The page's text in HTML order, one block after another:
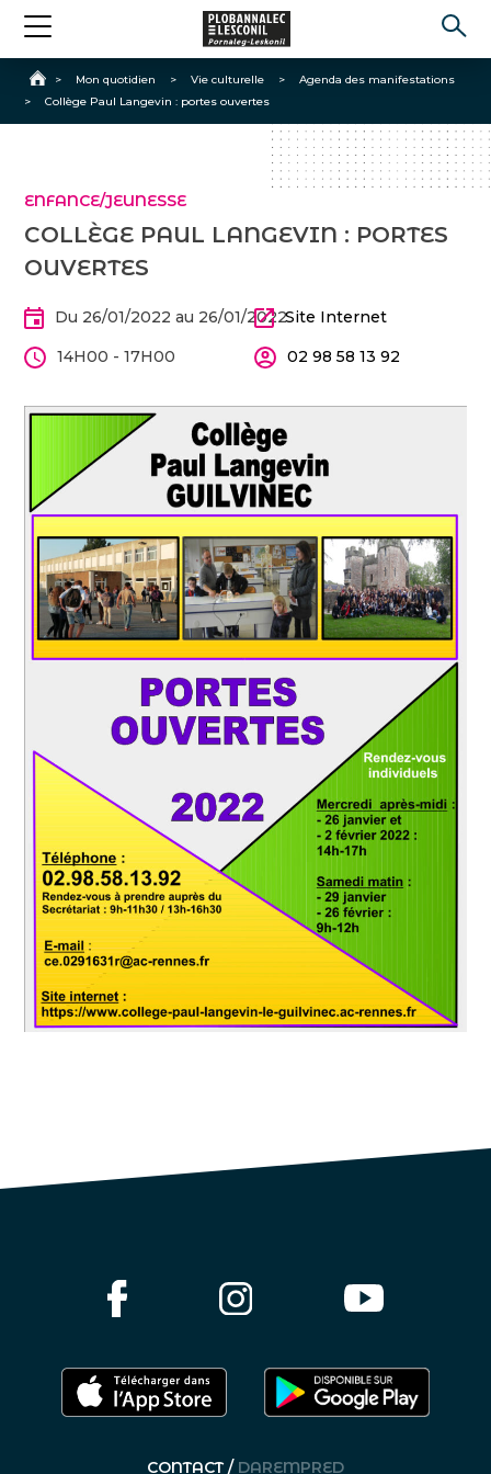
Accueil
> Mon quotidien > Vie culturelle >
Agenda des manifestations
>
Collège Paul Langevin : portes ouvertes
ENFANCE/JEUNESSE
COLLÈGE PAUL LANGEVIN : PORTES
OUVERTES
Du 26/01/2022 au 26/01/2022
14H00 - 17H00
Site Internet
02 98 58 13 92
CONTACT / DAREMPRED